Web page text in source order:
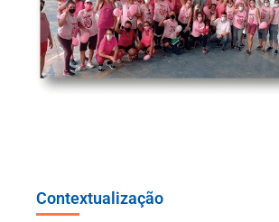
Contextualização